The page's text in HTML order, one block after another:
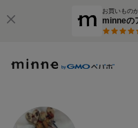
お買いもの
minneの